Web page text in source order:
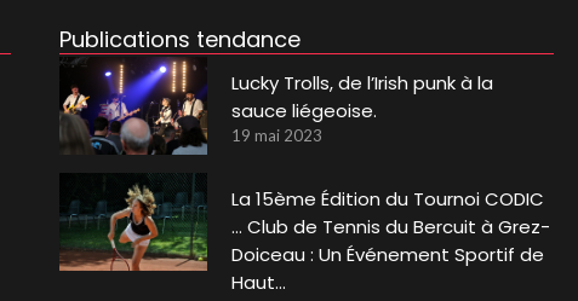
Publications tendance
Lucky Trolls, de l’Irish punk à la
sauce liégeoise.
19 mai 2023
La 15ème Édition du Tournoi CODIC
… Club de Tennis du Bercuit à Grez-
Doiceau : Un Événement Sportif de
Haut…